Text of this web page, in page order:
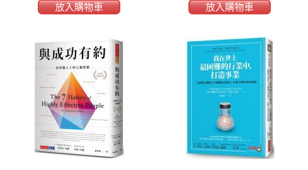
放入購物車 放入購物車